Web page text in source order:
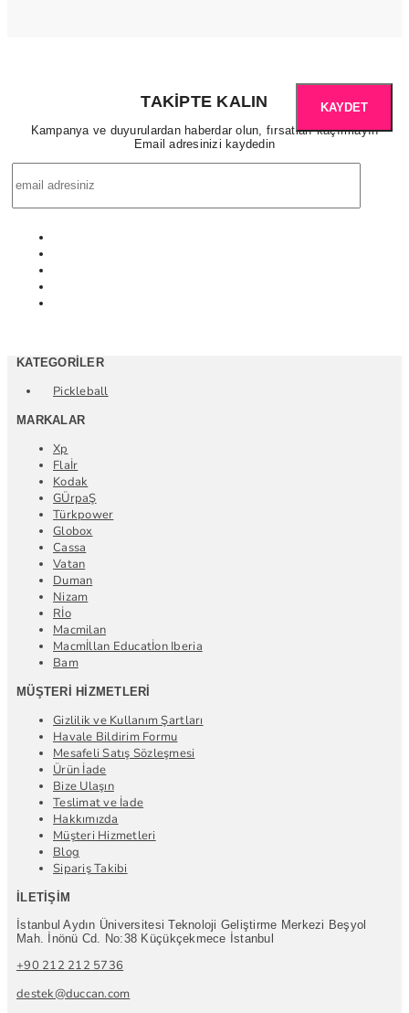
TAKIPTE KALIN
Kampanya ve duyurulardan haberdar olun, fırsatları kaçırmayın
Email adresinizi kaydedin
KAYDET
KATEGORILER
Pickleball
MARKALAR
Xp
Flaİr
Kodak
GÜrpaŞ
Türkpower
Globox
Cassa
Vatan
Duman
Nizam
Rİo
Macmilan
Macmİllan Educatİon Iberia
Bam
MÜŞTERI HIZMETLERI
Gizlilik ve Kullanım Şartları
Havale Bildirim Formu
Mesafeli Satış Sözleşmesi
Ürün İade
Bize Ulaşın
Teslimat ve İade
Hakkımızda
Müşteri Hizmetleri
Blog
Sipariş Takibi
İLETIŞIM
İstanbul Aydın Üniversitesi Teknoloji Geliştirme Merkezi Beşyol
Mah. İnönü Cd. No:38 Küçükçekmece İstanbul
+90 212 212 5736
destek@duccan.com